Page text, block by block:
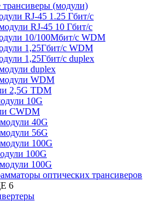
(модули)
RJ-45 1.25 Гбит/c
RJ-45 10 Гбит/c
10/100Мбит/с WDM
1,25Гбит/с WDM
1,25Гбит/с duplex
duplex
WDM
2,5G TDM
10G
CWDM
40G
56G
100G
100G
100G
оптических трансиверов
6